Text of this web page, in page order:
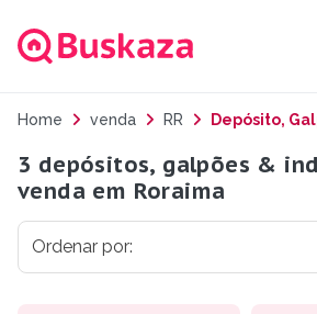
Home venda RR Depósito,
3 depósitos, galpões &
venda em Roraima